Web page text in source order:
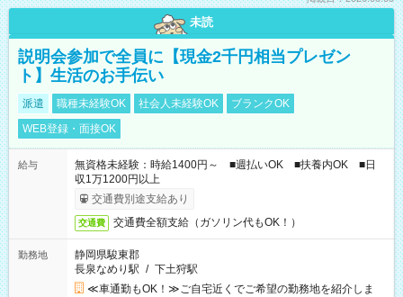
未読
説明会参加で全員に【現金2千円相当プレゼン
ト】生活のお手伝い
派遣 職種未経験OK 社会人未経験OK
ブランクOK
WEB登録・面接OK
給与
無資格未経験：時給1400円～ ■週払いOK ■扶養内OK ■日
収1万1200円以上
交通費別途支給あり
交通費 交通費全額支給（ガソリン代もOK！）
勤務地
静岡県駿東郡
長泉なめり駅 / 下土狩駅
≪車通勤もOK！≫ご自宅近くでご希望の勤務地を紹介しま